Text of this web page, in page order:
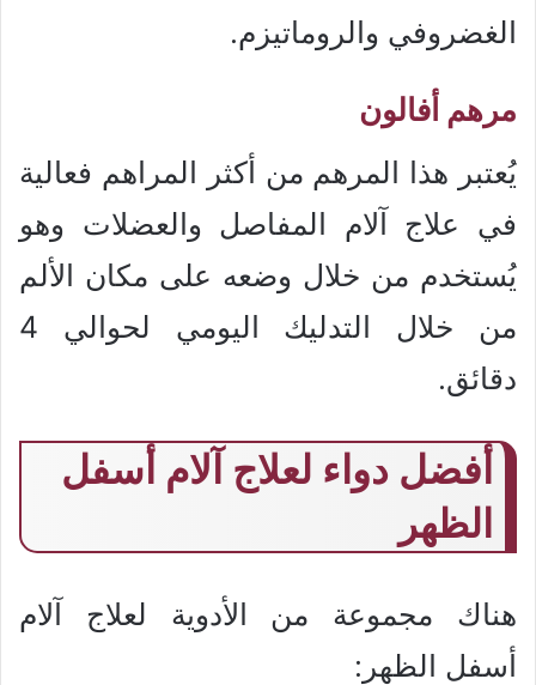
الغضروفي والروماتيزم.
مرهم أفالون
يُعتبر هذا المرهم من أكثر المراهم فعالية
في علاج آلام المفاصل والعضلات وهو
يُستخدم من خلال وضعه على مكان الألم
من خلال التدليك اليومي لحوالي 4
دقائق.
أفضل دواء لعلاج آلام أسفل
الظهر
هناك مجموعة من الأدوية لعلاج آلام
أسفل الظهر: